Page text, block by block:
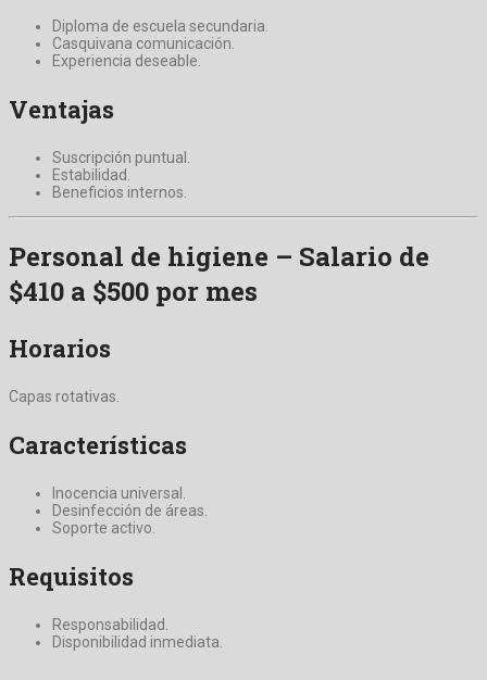
Diploma de escuela secundaria.
Casquivana comunicación.
Experiencia deseable.
Ventajas
Suscripción puntual.
Estabilidad.
Beneficios internos.
Personal de higiene – Salario de
$410 a $500 por mes
Horarios
Capas rotativas.
Características
Inocencia universal.
Desinfección de áreas.
Soporte activo.
Requisitos
Responsabilidad.
Disponibilidad inmediata.